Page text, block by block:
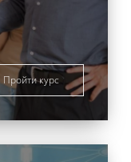
Пройти курс